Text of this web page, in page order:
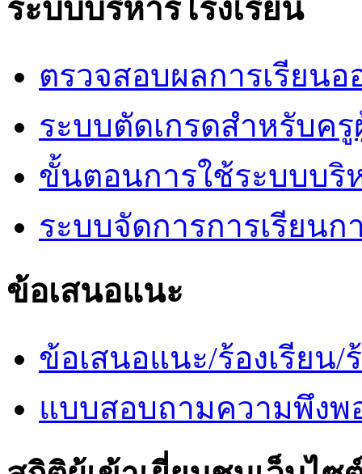
ระบบบริหารโรงเรียน
ตรวจสอบผลการเรียน
ระบบตัดเกรดสำหรับค
ขั้นตอนการใช้ระบบบริ
ระบบจัดการการเรียน
ข้อเสนอแนะ
ข้อเสนอแนะ/ร้องเรียน/
แบบสอบถามความพึงพ